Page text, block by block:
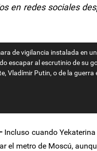
en redes sociales
de vigilancia instalada en
escapar al escrutinio de su
Vladímir Putin, o de la guerra
Incluso cuando
el metro de Moscú,